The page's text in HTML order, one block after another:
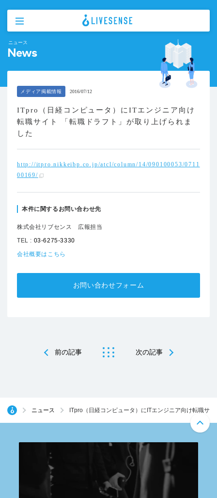
ニュース
News
メディア掲載情報 2016/07/12
ITpro（日経コンピュータ）にITエンジニア向け
転職サイト 「転職ドラフト」が取り上げられま
した
http://itpro.nikkeibp.co.jp/atcl/column/14/090100053/0711
00169/
本件に関するお問い合わせ先
株式会社リブセンス 広報担当
TEL : 03-6275-3330
会社概要はこちら
お問い合わせフォーム
前の記事 次の記事
ニュース ITpro（日経コンピュータ）にITエンジニア向け転職サ